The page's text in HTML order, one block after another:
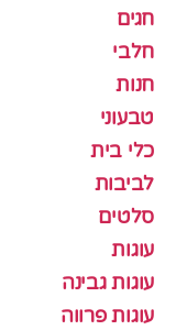
חגים
חלבי
חנות
טבעוני
כלי בית
לביבות
סלטים
עוגות
עוגות גבינה
עוגות פרווה